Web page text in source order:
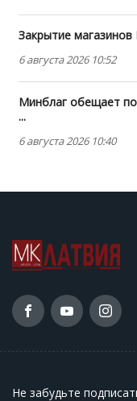
Закрытие магазинов
6 августа 2026 10:52
Минблаг обещает
...
6 августа 2026 10:40
Не забудьте